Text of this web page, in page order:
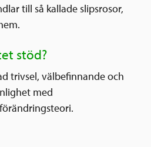
till så kallade slipsrosor,
stöd?
trivsel, välbefinnande och
med